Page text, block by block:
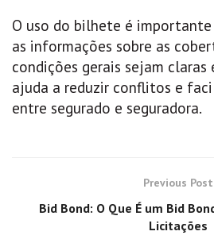
O uso do bilhete é
as informações sobre as
condições gerais sejam claras
ajuda a reduzir conflitos e
entre segurado e seguradora.
Previous Post
Bid Bond: O Que É um Bid
Licitações